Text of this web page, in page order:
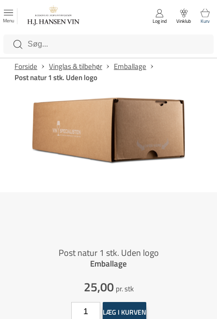
Luk
Kategorier
Menu Log ind Vinklub Kurv
Forside Vinglas & tilbehør
Emballage
Post natur 1 stk. Uden logo
Post natur 1 stk. Uden logo
Emballage
25,00 pr. stk
LÆG I KURVEN